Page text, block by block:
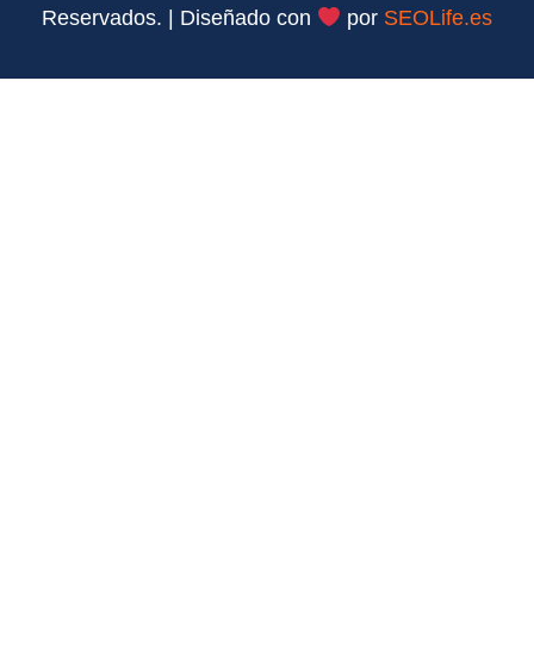
Reservados. | Diseñado con
por SEOLife.es